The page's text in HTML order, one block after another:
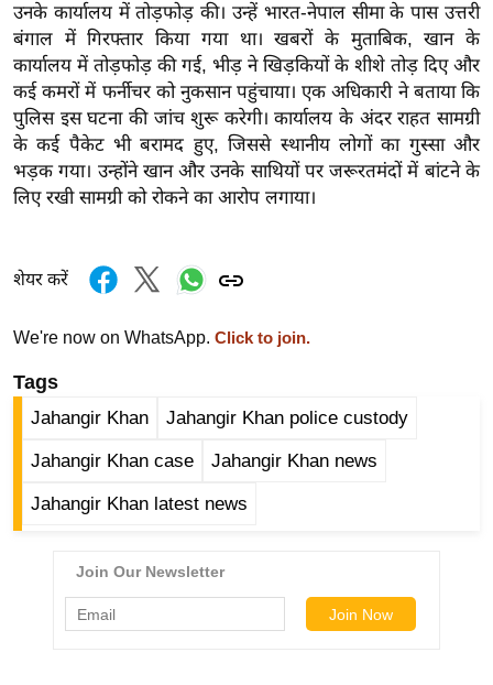
व
र्ल्ड
न्यू
ज
ब्री
फ
म
ज
ज
ग
ली
उनके कार्यालय में तोड़फोड़ की। उन्हें भारत-नेपाल सीमा के पास उत्तरी
बंगाल में गिरफ्तार किया गया था। खबरों के मुताबिक, खान के
कार्यालय में तोड़फोड़ की गई, भीड़ ने खिड़कियों के शीशे तोड़ दिए और
कई कमरों में फर्नीचर को नुकसान पहुंचाया। एक अधिकारी ने बताया कि
पुलिस इस घटना की जांच शुरू करेगी। कार्यालय के अंदर राहत सामग्री
के कई पैकेट भी बरामद हुए, जिससे स्थानीय लोगों का गुस्सा और
भड़क गया। उन्होंने खान और उनके साथियों पर जरूरतमंदों में बांटने के
लिए रखी सामग्री को रोकने का आरोप लगाया।
शेयर करें
We're now on WhatsApp. Click to join.
Tags
Jahangir Khan Jahangir Khan police custody
Jahangir Khan case Jahangir Khan news
Jahangir Khan latest news